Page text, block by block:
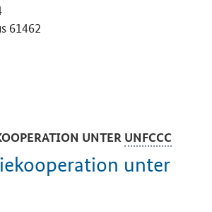
61462
UNTER UNFCCC
unter